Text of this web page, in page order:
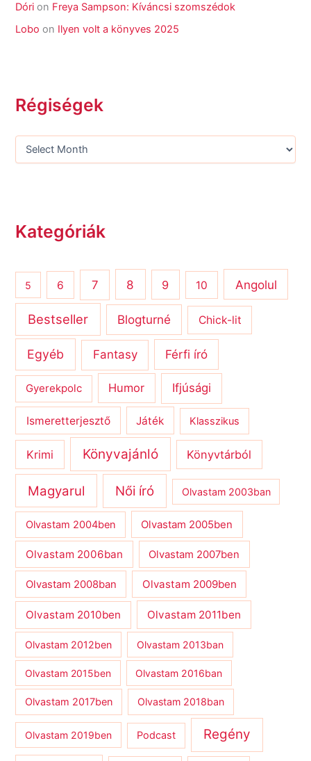
Dóri on Freya Sampson: Kíváncsi szomszédok
Lobo on Ilyen volt a könyves 2025
Régiségek
Kategóriák
5 6 7 8 9 10 Angolul
Bestseller Blogturné Chick-lit
Egyéb Fantasy Férfi író
Gyerekpolc Humor Ifjúsági
Ismeretterjesztő Játék Klasszikus
Krimi Könyvajánló Könyvtárból
Magyarul Női író Olvastam 2003ban
Olvastam 2004ben Olvastam 2005ben
Olvastam 2006ban Olvastam 2007ben
Olvastam 2008ban Olvastam 2009ben
Olvastam 2010ben Olvastam 2011ben
Olvastam 2012ben Olvastam 2013ban
Olvastam 2015ben Olvastam 2016ban
Olvastam 2017ben Olvastam 2018ban
Olvastam 2019ben Podcast Regény